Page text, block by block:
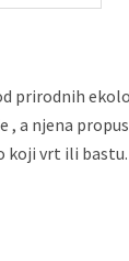
prirodnih
a njena
koji vrt ili bastu.